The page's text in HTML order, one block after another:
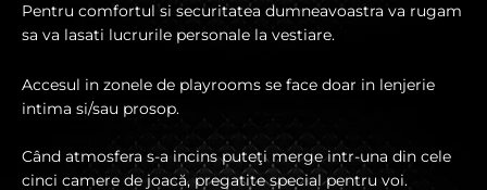
Pentru comfortul si securitatea dumneavoastra va rugam
sa va lasati lucrurile personale la vestiare.
Accesul in zonele de playrooms se face doar in lenjerie
intima si/sau prosop.
Când atmosfera s-a incins puteţi merge intr-una din cele
cinci camere de joacă, pregatite special pentru voi.